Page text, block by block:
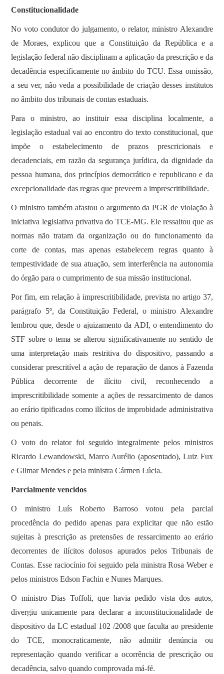
Constitucionalidade
No voto condutor do julgamento, o relator, ministro Alexandre
de Moraes, explicou que a Constituição da República e a
legislação federal não disciplinam a aplicação da prescrição e da
decadência especificamente no âmbito do TCU. Essa omissão,
a seu ver, não veda a possibilidade de criação desses institutos
no âmbito dos tribunais de contas estaduais.
Para o ministro, ao instituir essa disciplina localmente, a
legislação estadual vai ao encontro do texto constitucional, que
impõe o estabelecimento de prazos prescricionais e
decadenciais, em razão da segurança jurídica, da dignidade da
pessoa humana, dos princípios democrático e republicano e da
excepcionalidade das regras que preveem a imprescritibilidade.
O ministro também afastou o argumento da PGR de violação à
iniciativa legislativa privativa do TCE-MG. Ele ressaltou que as
normas não tratam da organização ou do funcionamento da
corte de contas, mas apenas estabelecem regras quanto à
tempestividade de sua atuação, sem interferência na autonomia
do órgão para o cumprimento de sua missão institucional.
Por fim, em relação à imprescritibilidade, prevista no artigo 37,
parágrafo 5º, da Constituição Federal, o ministro Alexandre
lembrou que, desde o ajuizamento da ADI, o entendimento do
STF sobre o tema se alterou significativamente no sentido de
uma interpretação mais restritiva do dispositivo, passando a
considerar prescritível a ação de reparação de danos à Fazenda
Pública decorrente de ilícito civil, reconhecendo a
imprescritibilidade somente a ações de ressarcimento de danos
ao erário tipificados como ilícitos de improbidade administrativa
ou penais.
O voto do relator foi seguido integralmente pelos ministros
Ricardo Lewandowski, Marco Aurélio (aposentado), Luiz Fux
e Gilmar Mendes e pela ministra Cármen Lúcia.
Parcialmente vencidos
O ministro Luís Roberto Barroso votou pela parcial
procedência do pedido apenas para explicitar que não estão
sujeitas à prescrição as pretensões de ressarcimento ao erário
decorrentes de ilícitos dolosos apurados pelos Tribunais de
Contas. Esse raciocínio foi seguido pela ministra Rosa Weber e
pelos ministros Edson Fachin e Nunes Marques.
O ministro Dias Toffoli, que havia pedido vista dos autos,
divergiu unicamente para declarar a inconstitucionalidade de
dispositivo da LC estadual 102 /2008 que faculta ao presidente
do TCE, monocraticamente, não admitir denúncia ou
representação quando verificar a ocorrência de prescrição ou
decadência, salvo quando comprovada má-fé.